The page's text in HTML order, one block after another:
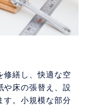
修繕し、快適な空
や床の張替え、設
す。小規模な部分